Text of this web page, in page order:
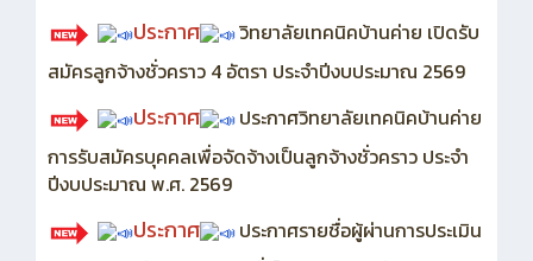
ประกาศ
วิทยาลัยเทคนิคบ้านค่าย เปิดรับ
สมัครลูกจ้างชั่วคราว 4 อัตรา ประจำปีงบประมาณ 2569
ประกาศ
ประกาศวิทยาลัยเทคนิคบ้านค่าย
การรับสมัครบุคคลเพื่อจัดจ้างเป็นลูกจ้างชั่วคราว ประจำ
ปีงบประมาณ พ.ศ. 2569
ประกาศ
ประกาศรายชื่อผู้ผ่านการประเมิน